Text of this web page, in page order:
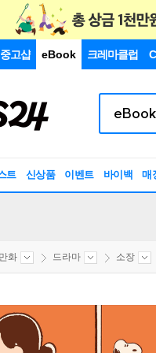
중고샵 eBook 크레마클럽
트 신상품 이벤트 바이백 매
만화 드라마 소장